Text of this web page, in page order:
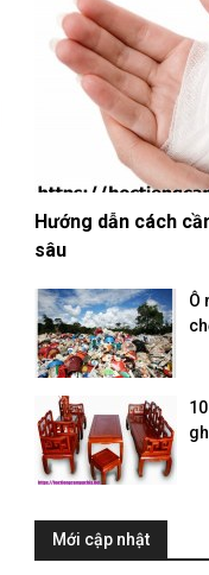
Hướng dẫn cách
sâu
Ô
Mới cập nhật